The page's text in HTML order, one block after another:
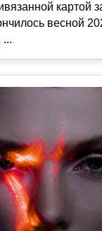
картой
весной
...